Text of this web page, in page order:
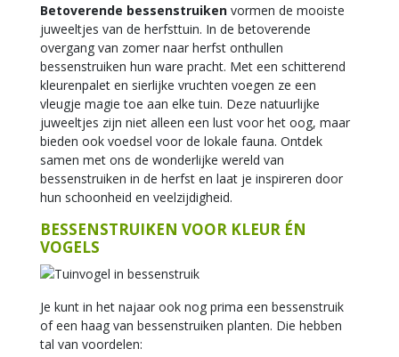
Betoverende bessenstruiken vormen de mooiste
juweeltjes van de herfsttuin. In de betoverende
overgang van zomer naar herfst onthullen
bessenstruiken hun ware pracht. Met een schitterend
kleurenpalet en sierlijke vruchten voegen ze een
vleugje magie toe aan elke tuin. Deze natuurlijke
juweeltjes zijn niet alleen een lust voor het oog, maar
bieden ook voedsel voor de lokale fauna. Ontdek
samen met ons de wonderlijke wereld van
bessenstruiken in de herfst en laat je inspireren door
hun schoonheid en veelzijdigheid.
BESSENSTRUIKEN VOOR KLEUR ÉN
VOGELS
Je kunt in het najaar ook nog prima een bessenstruik
of een haag van bessenstruiken planten. Die hebben
tal van voordelen: